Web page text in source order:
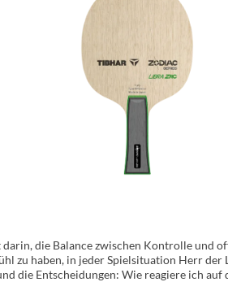
die Balance zwischen Kontrolle und
zu haben, in jeder Spielsituation Herr
die Entscheidungen: Wie reagiere ich